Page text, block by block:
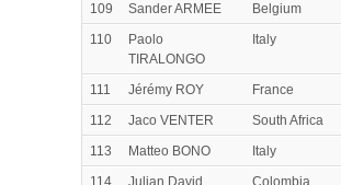
109 Sander ARMEE Belgium
110
Paolo
TIRALONGO
Italy
111 Jérémy ROY France
112
Jaco VENTER South Africa
113
Matteo BONO Italy
114
Julian David
Colombia